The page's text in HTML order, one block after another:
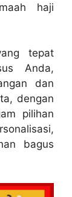
haji
tepat
Anda,
dan
dengan
pilihan
bagus